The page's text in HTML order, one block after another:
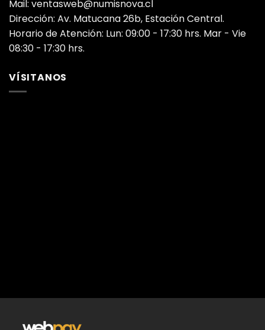
Mail: ventasweb@numisnova.cl
Dirección: Av. Matucana 26b, Estación Central.
Horario de Atención: Lun: 09:00 - 17:30 hrs. Mar - Vie
08:30 - 17:30 hrs.
VÍSITANOS